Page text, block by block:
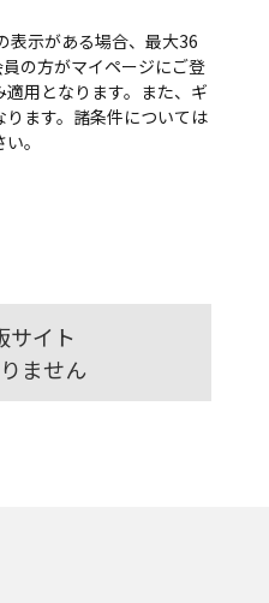
表示がある場合、最大36
の方がマイページにご登
用となります。また、ギ
ます。諸条件については
。
サイト
ません